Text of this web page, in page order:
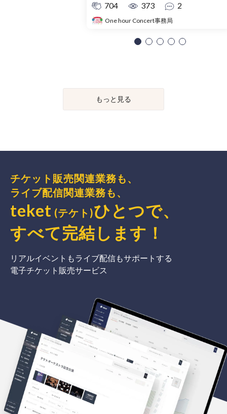
704
373 2
One hour Concert事務局
もっと見る
チケット販売関連業務も、
ライブ配信関連業務も、
teket (テケト)ひとつで、
すべて完結 します ！
リアルイベントもライブ配信もサポートする
電子チケット販売サービス